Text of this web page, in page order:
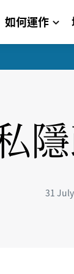
如何運作
31